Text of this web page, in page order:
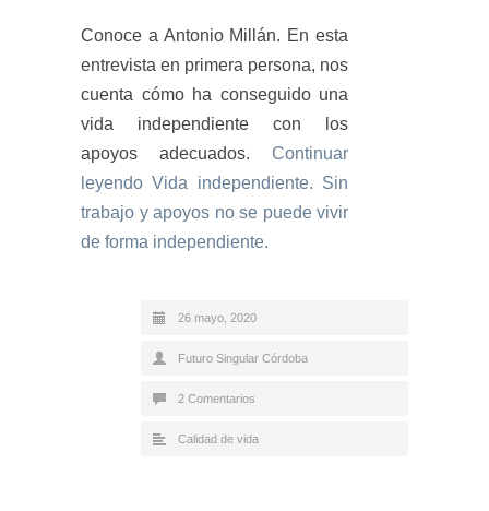
Conoce a Antonio Millán. En esta
entrevista en primera persona, nos
cuenta cómo ha conseguido una
vida independiente con los
apoyos adecuados. Continuar
leyendo Vida independiente. Sin
trabajo y apoyos no se puede vivir
de forma independiente.
26 mayo, 2020
Futuro Singular Córdoba
2 Comentarios
Calidad de vida